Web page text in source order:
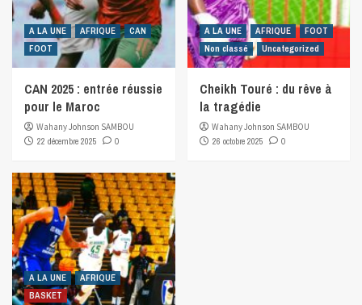
A LA UNE AFRIQUE
CAN
FOOT
CAN 2025 : entrée réussie
pour le Maroc
Wahany Johnson SAMBOU
22 décembre 2025
0
A LA UNE AFRIQUE
FOOT
Non classé
Uncategorized
Cheikh Touré : du rêve à
la tragédie
Wahany Johnson SAMBOU
26 octobre 2025
0
A LA UNE
AFRIQUE
BASKET